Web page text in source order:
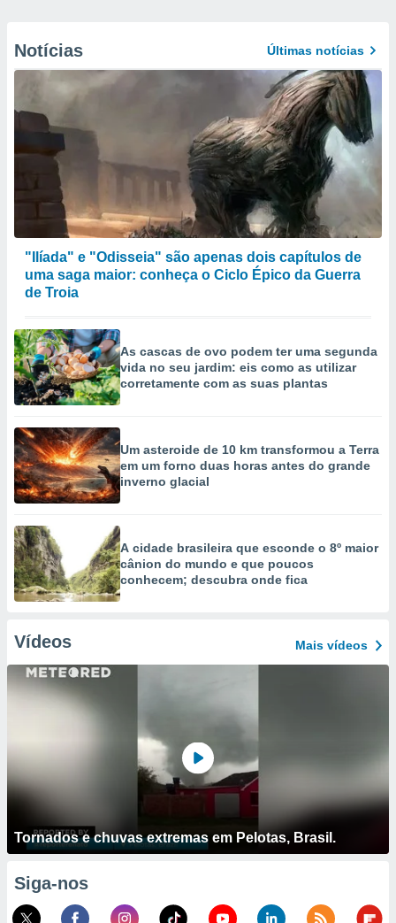
Notícias Últimas notícias
"Ilíada" e "Odisseia" são apenas dois capítulos de
uma saga maior: conheça o Ciclo Épico da Guerra
de Troia
As cascas de ovo podem ter uma segunda
vida no seu jardim: eis como as utilizar
corretamente com as suas plantas
Um asteroide de 10 km transformou a Terra
em um forno duas horas antes do grande
inverno glacial
A cidade brasileira que esconde o 8º maior
cânion do mundo e que poucos
conhecem; descubra onde fica
Vídeos Mais vídeos
Tornados e chuvas extremas em Pelotas, Brasil.
Siga-nos